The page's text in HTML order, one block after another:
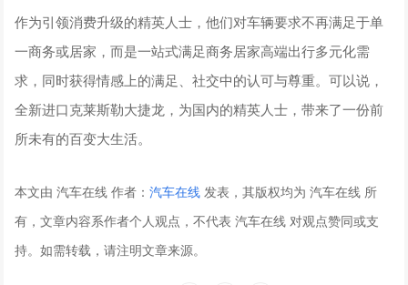
作为引领消费升级的精英人士，他们对车辆要求不再满足于单
一商务或居家，而是一站式满足商务居家高端出行多元化需
求，同时获得情感上的满足、社交中的认可与尊重。可以说，
全新进口克莱斯勒大捷龙，为国内的精英人士，带来了一份前
所未有的百变大生活。
本文由 汽车在线 作者：汽车在线 发表，其版权均为 汽车在线 所
有，文章内容系作者个人观点，不代表 汽车在线 对观点赞同或支
持。如需转载，请注明文章来源。